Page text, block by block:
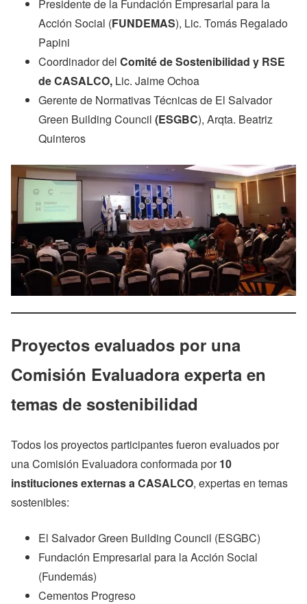
Presidente de la Fundación Empresarial para la
Acción Social (FUNDEMAS), Lic. Tomás Regalado
Papini
Coordinador del Comité de Sostenibilidad y RSE
de CASALCO, Lic. Jaime Ochoa
Gerente de Normativas Técnicas de El Salvador
Green Building Council (ESGBC), Arqta. Beatriz
Quinteros
Proyectos evaluados por una
Comisión Evaluadora experta en
temas de sostenibilidad
Todos los proyectos participantes fueron evaluados por
una Comisión Evaluadora conformada por10
instituciones externas a CASALCO, expertas en temas
sostenibles:
El Salvador Green Building Council (ESGBC)
Fundación Empresarial para la Acción Social
(Fundemás)
Cementos Progreso